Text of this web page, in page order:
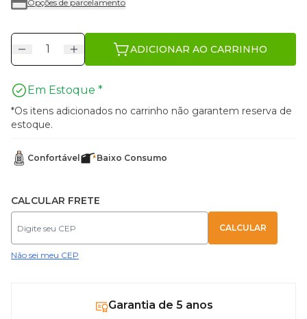
Opções de parcelamento
ADICIONAR AO CARRINHO
Em Estoque *
*Os itens adicionados no carrinho não garantem reserva de
estoque.
Confortável Baixo Consumo
CALCULAR FRETE
Não sei meu CEP
Garantia de 5 anos